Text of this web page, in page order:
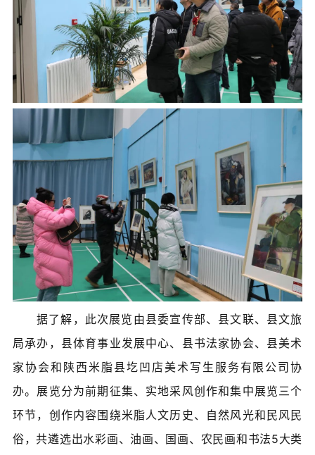
据了解，此次展览由县委宣传部、县文联、县文旅
局承办，县体育事业发展中心、县书法家协会、县美术
家协会和陕西米脂县圪凹店美术写生服务有限公司协
办。展览分为前期征集、实地采风创作和集中展览三个
环节，创作内容围绕米脂人文历史、自然风光和民风民
俗，共遴选出水彩画、油画、国画、农民画和书法5大类